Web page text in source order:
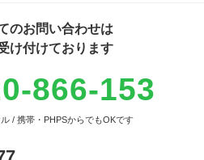
のお問い合わせは
け付けております
866-153
/ 携帯・PHPSからでもOKです